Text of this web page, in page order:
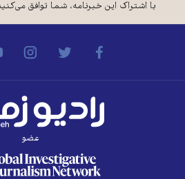
با اشتراک این خبرنامه، شما توافق
عضو